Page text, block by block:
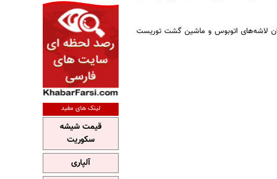
لاشه‌های اتوبوس و ماشین گشت توریست
لینک های مفید
قیمت شیشه
سکوریت
آلپاری